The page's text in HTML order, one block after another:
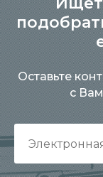
Оставьте
с